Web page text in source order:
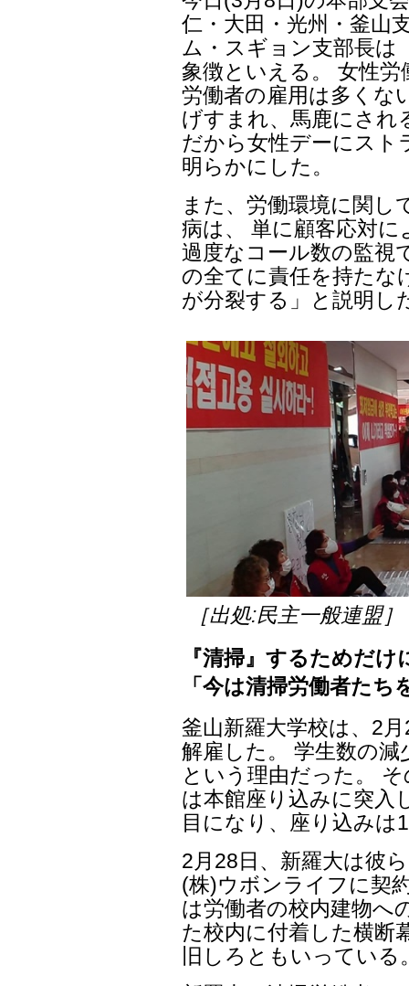
仁・大田・光州・釜山
ム・スギョン支部長は
象徴といえる。 女性
労働者の雇用は多くな
げすまれ、馬鹿にされ
だから女性デーにス
明らかにした。
また、労働環境に関し
病は、 単に顧客応対
過度なコール数の監視
の全てに責任を持たな
が分裂する」と説明し
［出処:民主一般連盟］
『清掃』するためだ
「今は清掃労働者た
釜山新羅大学校は、2
解雇した。 学生数の
という理由だった。
は本館座り込みに突入
目になり、座り込みは
2月28日、新羅大は彼
(株)ウボンライフに契
は労働者の校内建物へ
た校内に付着した横断
旧しろともいっている